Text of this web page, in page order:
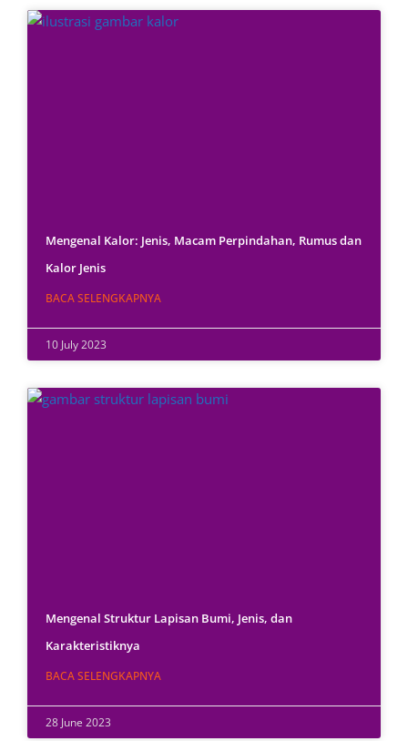
Mengenal Kalor: Jenis, Macam Perpindahan, Rumus dan
Kalor Jenis
BACA SELENGKAPNYA
10 July 2023
Mengenal Struktur Lapisan Bumi, Jenis, dan
Karakteristiknya
BACA SELENGKAPNYA
28 June 2023